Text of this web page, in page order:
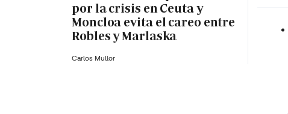
por la crisis en Ceuta y
Moncloa evita el careo entre
Robles y Marlaska
Carlos Mullor